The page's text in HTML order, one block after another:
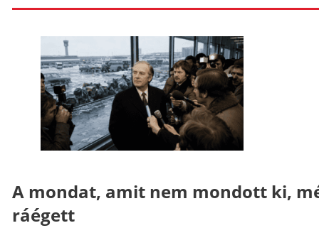
A mondat, amit nem mondott ki,
ráégett